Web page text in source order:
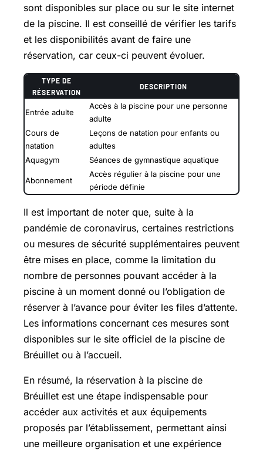
sont disponibles sur place ou sur le site internet
de la piscine. Il est conseillé de vérifier les tarifs
et les disponibilités avant de faire une
réservation, car ceux-ci peuvent évoluer.
TYPE DE
RÉSERVATION
DESCRIPTION
Entrée adulte
Accès à la piscine pour une personne
adulte
Cours de
natation
Leçons de natation pour enfants ou
adultes
Aquagym
Séances de gymnastique aquatique
Abonnement
Accès régulier à la piscine pour une
période définie
Il est important de noter que, suite à la
pandémie de coronavirus, certaines restrictions
ou mesures de sécurité supplémentaires peuvent
être mises en place, comme la limitation du
nombre de personnes pouvant accéder à la
piscine à un moment donné ou l’obligation de
réserver à l’avance pour éviter les files d’attente.
Les informations concernant ces mesures sont
disponibles sur le site officiel de la piscine de
Bréuillet ou à l’accueil.
En résumé, la réservation à la piscine de
Bréuillet est une étape indispensable pour
accéder aux activités et aux équipements
proposés par l’établissement, permettant ainsi
une meilleure organisation et une expérience